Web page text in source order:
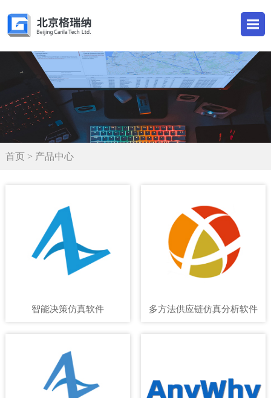
首页> 产品中心
智能决策仿真软件 多方法供应链仿真分析软件